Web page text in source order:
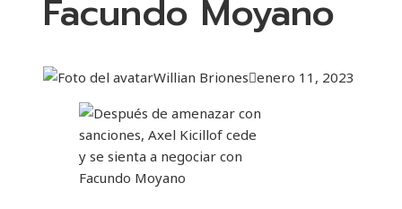
Facundo Moyano
Willian Briones enero 11, 2023